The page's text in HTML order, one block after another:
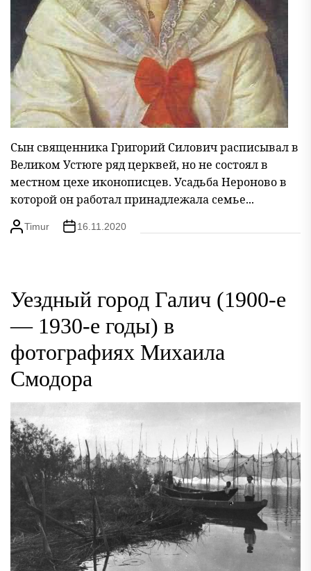
Сын священника Григорий Силович расписывал в
Великом Устюге ряд церквей, но не состоял в
местном цехе иконописцев. Усадьба Нероново в
которой он работал принадлежала семье...
Timur 16.11.2020
Уездный город Галич (1900-е
— 1930-е годы) в
фотографиях Михаила
Смодора